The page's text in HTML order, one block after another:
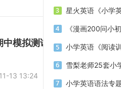
模拟测试英语试卷
13 13:24
小学英语《阅读
雪梨老师25套小
小学英语语法专